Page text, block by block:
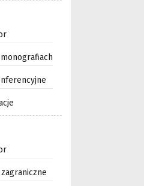
monografiach